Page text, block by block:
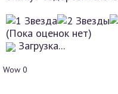
(Пока оценок нет)
Загрузка...
Wow 0